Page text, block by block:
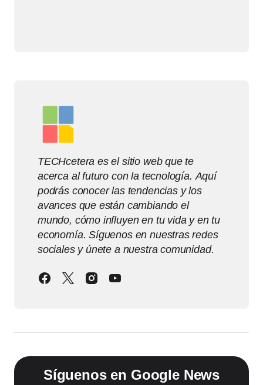
TECHcetera es el sitio web que te
acerca al futuro con la tecnología. Aquí
podrás conocer las tendencias y los
avances que están cambiando el
mundo, cómo influyen en tu vida y en tu
economía. Síguenos en nuestras redes
sociales y únete a nuestra comunidad.
Síguenos en Google News